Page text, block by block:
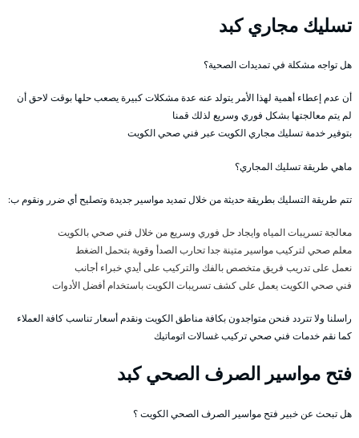
تسليك مجاري كبد
هل تواجه مشكلة في تمديدات الصحية؟
أن عدم إعطاء أهمية لهذا الأمر يتولد عنه عدة مشكلات كبيرة يصعب حلها بوقت لاحق أن
لم يتم معالجتها بشكل فوري وسريع لذلك قمنا
بتوفير خدمة تسليك مجاري الكويت عبر فني صحي الكويت
ماهي طريقة تسليك المجاري؟
تتم طريقة التسليك بطريقة حديثة من خلال تمديد مواسير جديدة وتصليح أي ضرر ونقوم ب:
معالجة تسريبات المياه وايجاد حل فوري وسريع من خلال فني صحي بالكويت
معلم صحي لتركيب مواسير متينة جدا تحارب الصدأ وقوية بتحمل الضغط
نعمل على تدريب فريق متخصص بالفك والتركيب على أيدي خبراء أجانب
فني صحي الكويت يعمل على كشف تسريبات الكويت باستخدام أفضل الأدوات
راسلنا ولا تتردد فنحن متواجدون بكافة مناطق الكويت ونقدم أسعار تناسب كافة العملاء
كما نقم خدمات فني صحي تركيب غسالات اتوماتيك
فتح مواسير الصرف الصحي كبد
هل تبحث عن خبير فتح مواسير الصرف الصحي الكويت ؟